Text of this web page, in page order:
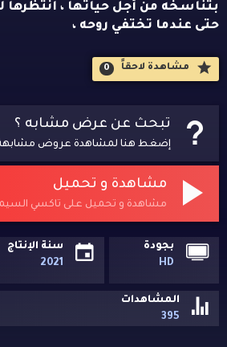
حتى عندما تختفي روحه ،
مشاهدة لاحقاََ 0
تبحث عن عرض مشابه ؟
إضغط هنا لمشاهدة عروض
مشاهدة و تحميل
مشاهدة و تحميل على تاكسي
بجودة
HD
سنة الإنتاج
2021
المشاهدات
395